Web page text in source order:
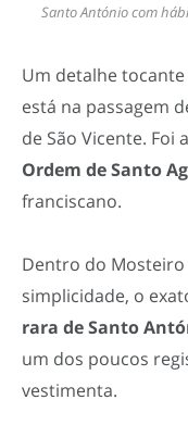
Santo António com
Um detalhe
está na passagem
de São Vicente. Foi
Ordem de Santo
franciscano.
Dentro do
simplicidade, o
rara de Santo
um dos poucos
vestimenta.